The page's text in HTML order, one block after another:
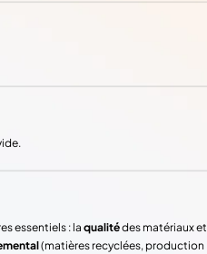
essentiels : la qualitédes matériaux et
(matières recyclées, production